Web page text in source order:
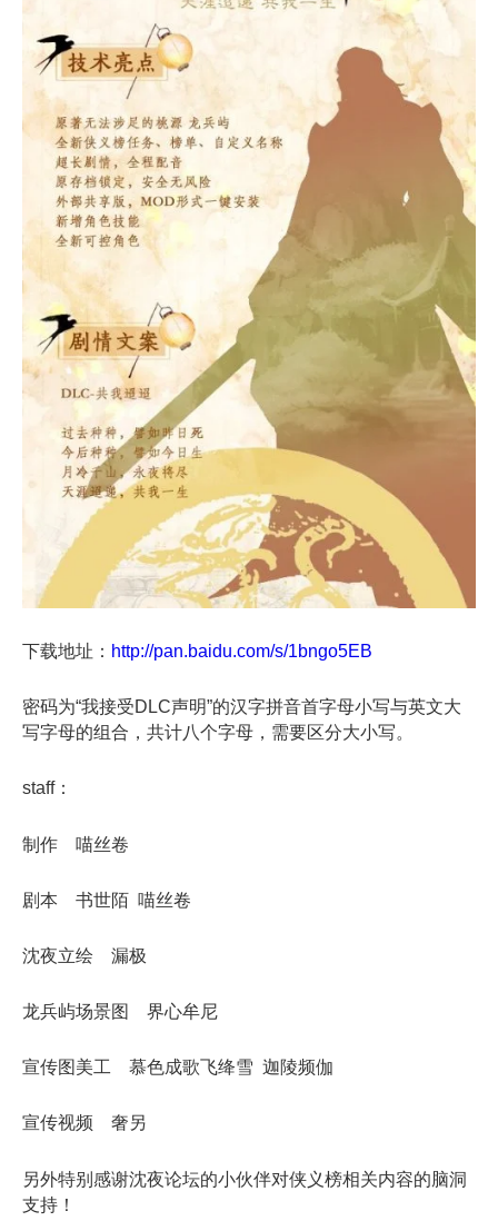
下载地址： http://pan.baidu.com/s/1bngo5EB
密码为“我接受DLC声明”的汉字拼音首字母小写与英文大
写字母的组合，共计八个字母，需要区分大小写。
staff：
制作 喵丝卷
剧本 书世陌 喵丝卷
沈夜立绘 漏极
龙兵屿场景图 界心牟尼
宣传图美工 慕色成歌飞绛雪 迦陵频伽
宣传视频 奢另
另外特别感谢沈夜论坛的小伙伴对侠义榜相关内容的脑洞
支持！